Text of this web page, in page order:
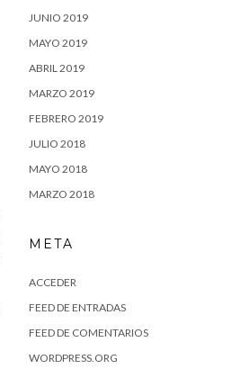
JUNIO 2019
MAYO 2019
ABRIL 2019
MARZO 2019
FEBRERO 2019
JULIO 2018
MAYO 2018
MARZO 2018
META
ACCEDER
FEED DE ENTRADAS
FEED DE COMENTARIOS
WORDPRESS.ORG